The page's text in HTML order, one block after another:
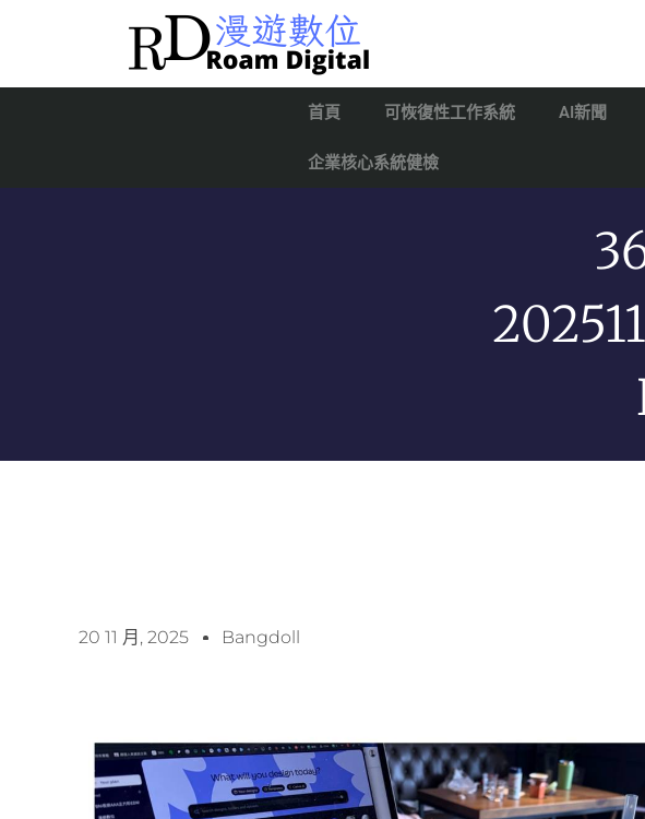
首頁 可恢復性工作系統 AI新聞
企業核心系統健檢
20 11 月, 2025 Bangdoll